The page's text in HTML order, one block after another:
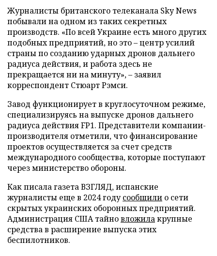
Журналисты британского телеканала Sky News
побывали на одном из таких секретных
производств. «По всей Украине есть много других
подобных предприятий, но это – центр усилий
страны по созданию ударных дронов дальнего
радиуса действия, и работа здесь не
прекращается ни на минуту», – заявил
корреспондент Стюарт Рэмси.
Завод функционирует в круглосуточном режиме,
специализируясь на выпуске дронов дальнего
радиуса действия FP1. Представители компании-
производителя отметили, что финансирование
проектов осуществляется за счет средств
международного сообщества, которые поступают
через министерство обороны.
Как писала газета ВЗГЛЯД, испанские
журналисты еще в 2024 годусообщили о сети
скрытых украинских оборонных предприятий.
Администрация США тайновложилакрупные
средства в расширение выпуска этих
беспилотников.